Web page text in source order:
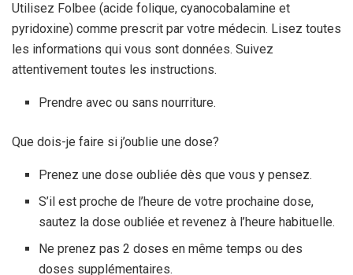
Utilisez Folbee (acide folique, cyanocobalamine et
pyridoxine) comme prescrit par votre médecin. Lisez toutes
les informations qui vous sont données. Suivez
attentivement toutes les instructions.
Prendre avec ou sans nourriture.
Que dois-je faire si j’oublie une dose?
Prenez une dose oubliée dès que vous y pensez.
S’il est proche de l’heure de votre prochaine dose,
sautez la dose oubliée et revenez à l’heure habituelle.
Ne prenez pas 2 doses en même temps ou des
doses supplémentaires.